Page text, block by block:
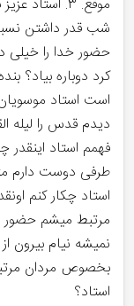
موقع. ۳.
شب قدر داشتن
حضور خدا را خیلی
کرد دوباره بیاد؟
است استاد
دیدم قدس را لیله
فهمم استاد اینقدر
طرفی دوست دارم
استاد چکار کنم
مرتبط میشم حضور
نمیشه نیام بیرون
بخصوص مردان
استاد؟